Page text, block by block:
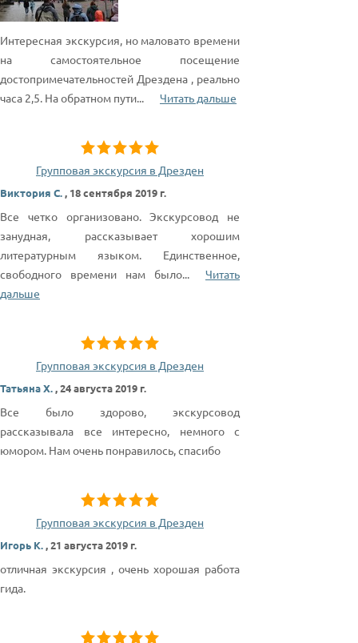
Интересная экскурсия, но маловато времени
на самостоятельное посещение
достопримечательностей Дрездена , реально
часа 2,5. На обратном пути... Читать дальше
Групповая экскурсия в Дрезден
Виктория С., 18 сентября 2019 г.
Все четко организовано. Экскурсовод не
занудная, рассказывает хорошим
литературным языком. Единственное,
свободного времени нам было...
Читать
дальше
Групповая экскурсия в Дрезден
Татьяна Х.,24 августа 2019 г.
Все было здорово, экскурсовод
рассказывала все интересно, немного с
юмором. Нам очень понравилось, спасибо
Групповая экскурсия в Дрезден
Игорь К.,21 августа 2019 г.
отличная экскурсия , очень хорошая работа
гида.